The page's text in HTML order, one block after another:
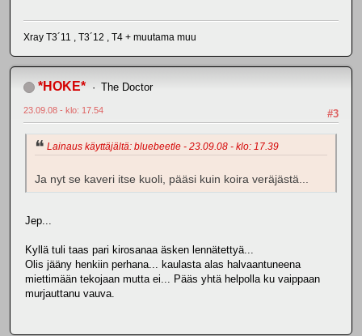
Xray T3´11 , T3´12 , T4 + muutama muu
*HOKE* The Doctor
#3
23.09.08 - klo: 17.54
Lainaus käyttäjältä: bluebeetle - 23.09.08 - klo: 17.39
Ja nyt se kaveri itse kuoli, pääsi kuin koira veräjästä...
Jep...
Kyllä tuli taas pari kirosanaa äsken lennätettyä...
Olis jääny henkiin perhana... kaulasta alas halvaantuneena
miettimään tekojaan mutta ei... Pääs yhtä helpolla ku vaippaan
murjauttanu vauva.